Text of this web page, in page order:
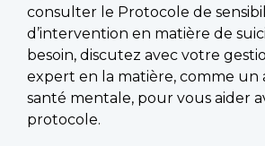
consulter le Protocole de
d’intervention en matière de
besoin, discutez avec votre
expert en la matière, comme un
santé mentale, pour vous aider
protocole.